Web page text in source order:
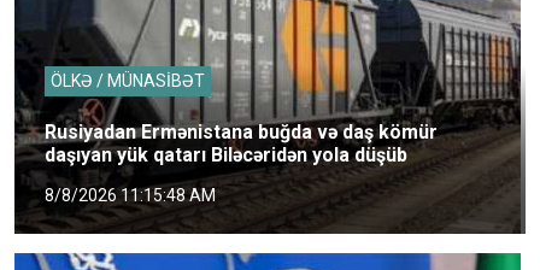
ÖLKƏ / MÜNASİBƏT
Rusiyadan Ermənistana buğda və daş kömür
daşıyan yük qatarı Biləcəridən yola düşüb
8/8/2026 11:15:48 AM